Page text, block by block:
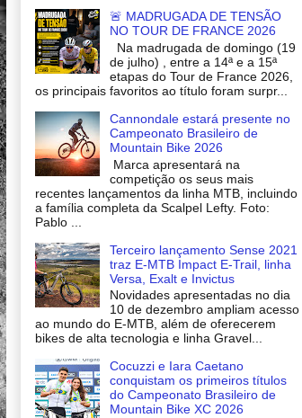
🚨 MADRUGADA DE TENSÃO
NO TOUR DE FRANCE 2026
Na madrugada de domingo (19
de julho) , entre a 14ª e a 15ª
etapas do Tour de France 2026,
os principais favoritos ao título foram surpr...
Cannondale estará presente no
Campeonato Brasileiro de
Mountain Bike 2026
Marca apresentará na
competição os seus mais
recentes lançamentos da linha MTB, incluindo
a família completa da Scalpel Lefty. Foto:
Pablo ...
Terceiro lançamento Sense 2021
traz E-MTB Impact E-Trail, linha
Versa, Exalt e Invictus
Novidades apresentadas no dia
10 de dezembro ampliam acesso
ao mundo do E-MTB, além de oferecerem
bikes de alta tecnologia e linha Gravel...
Cocuzzi e Iara Caetano
conquistam os primeiros títulos
do Campeonato Brasileiro de
Mountain Bike XC 2026